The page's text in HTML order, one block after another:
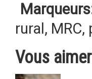
rural , MRC,
Vous